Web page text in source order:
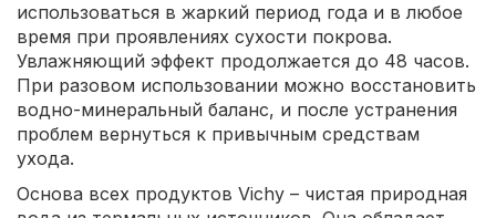
использоваться в жаркий период года и в любое
время при проявлениях сухости покрова.
Увлажняющий эффект продолжается до 48 часов.
При разовом использовании можно восстановить
водно-минеральный баланс, и после устранения
проблем вернуться к привычным средствам
ухода.
Основа всех продуктов Vichy – чистая природная